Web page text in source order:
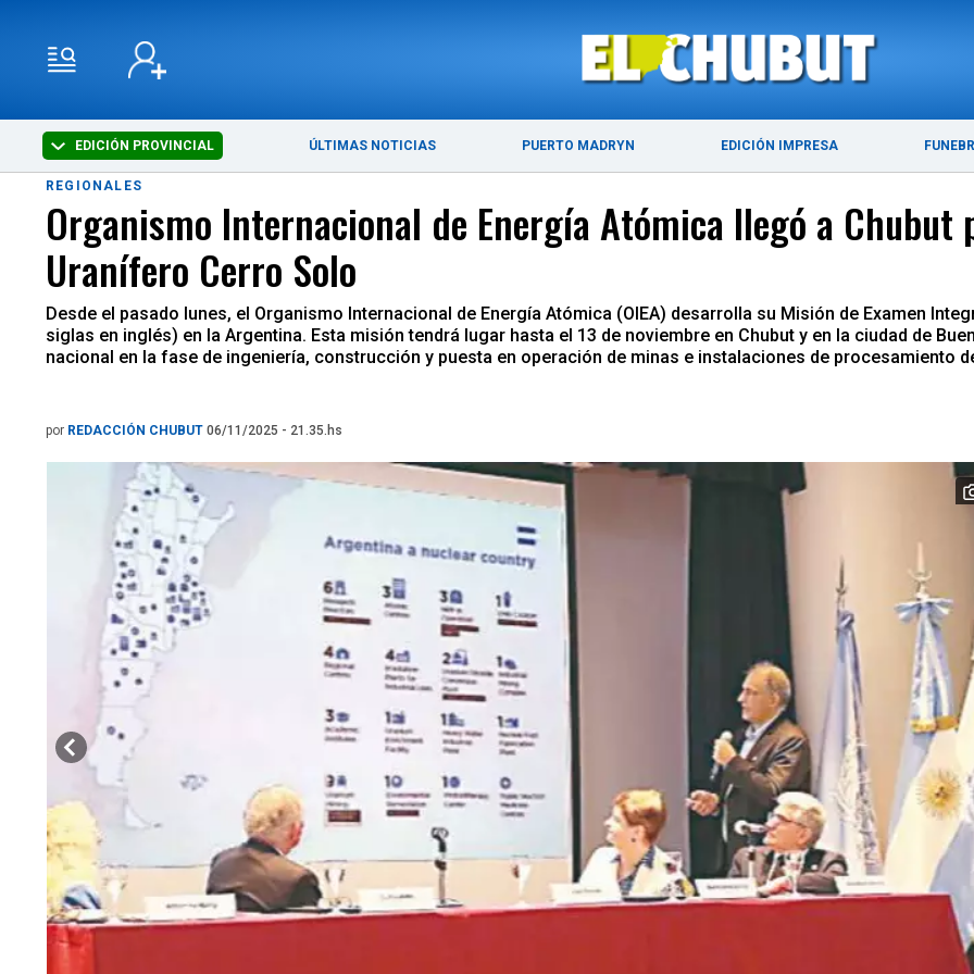
EDICIÓN PROVINCIAL ÚLTIMAS NOTICIAS PUERTO MADRYN EDICIÓN IMPRESA
ÚLTIMAS NOTICIAS PUERTO MADRYN
REGIONALES
Organismo Internacional de Energía Atómica llegó a
Uranífero Cerro Solo
Desde el pasado lunes, el Organismo Internacional de Energía Atómica (OIEA) desarrolla su Misión de Examen
siglas en inglés) en la Argentina. Esta misión tendrá lugar hasta el 13 de noviembre en Chubut y en la ciudad de
nacional en la fase de ingeniería, construcción y puesta en operación de minas e instalaciones de procesamiento
por REDACCIÓN CHUBUT 06/11/2025 - 21.35.hs